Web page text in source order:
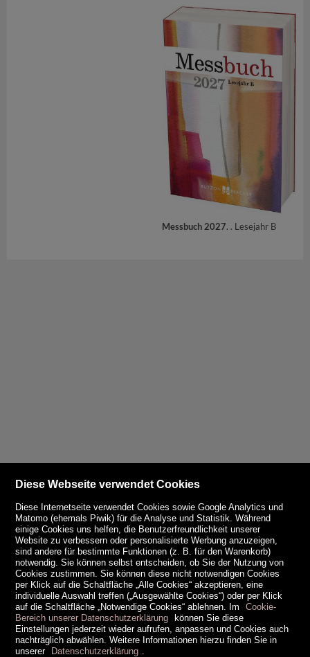
Messbuch 2027. . Lesejahr B
Diese Webseite verwendet Cookies
Diese Internetseite verwendet Cookies sowie Google Analytics und
Matomo (ehemals Piwik) für die Analyse und Statistik. Während
einige Cookies uns helfen, die Benutzerfreundlichkeit unserer
Website zu verbessern oder personalisierte Werbung anzuzeigen,
sind andere für bestimmte Funktionen (z. B. für den Warenkorb)
notwendig. Sie können selbst entscheiden, ob Sie der Nutzung von
Cookies zustimmen. Sie können diese nicht notwendigen Cookies
per Klick auf die Schaltfläche „Alle Cookies“ akzeptieren, eine
individuelle Auswahl treffen („Ausgewählte Cookies“) oder per Klick
auf die Schaltfläche „Notwendige Cookies“ ablehnen. Im
Cookie-
Bereich unserer Datenschutzerklärung können Sie diese
Einstellungen jederzeit wieder aufrufen, anpassen und Cookies auch
nachträglich abwählen. Weitere Informationen hierzu finden Sie in
unserer Datenschutzerklärung